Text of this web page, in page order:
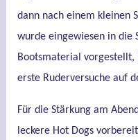
dann nach einem kleinen
wurde eingewiesen in die
Bootsmaterial vorgestellt,
erste Ruderversuche auf
Für die Stärkung am
leckere Hot Dogs